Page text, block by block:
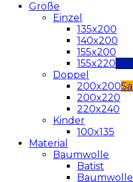
Größe
Einzel
135x200
140x200
155x200
155x220
Doppel
200x200
200x220
220x240
Kinder
100x135
Material
Baumwolle
Batist
Baumwolle